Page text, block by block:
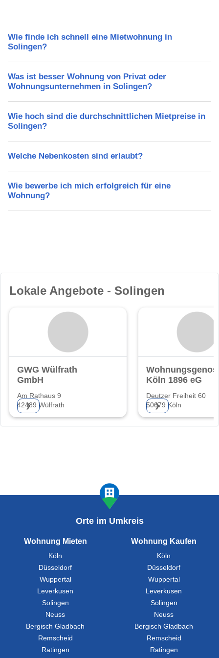
Wie finde ich schnell eine Mietwohnung in
Solingen?
Was ist besser Wohnung von Privat oder
Wohnungsunternehmen in Solingen?
Wie hoch sind die durchschnittlichen Mietpreise in
Solingen?
Welche Nebenkosten sind erlaubt?
Wie bewerbe ich mich erfolgreich für eine
Wohnung?
Lokale Angebote - Solingen
GWG Wülfrath
GmbH
Am Rathaus 9
42489 Wülfrath
❯
Köln 1896 eG
Deutzer Freiheit 60
50679 Köln
❯
Orte im Umkreis
Wohnung Mieten
Köln
Düsseldorf
Wuppertal
Leverkusen
Solingen
Neuss
Bergisch Gladbach
Remscheid
Ratingen
Wohnung Kaufen
Köln
Düsseldorf
Wuppertal
Leverkusen
Solingen
Neuss
Bergisch Gladbach
Remscheid
Ratingen